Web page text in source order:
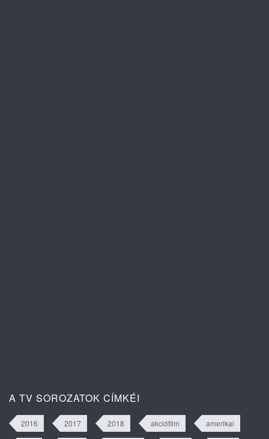
A TV SOROZATOK CÍMKÉI
2016 2017 2018 akciófilm amerikai